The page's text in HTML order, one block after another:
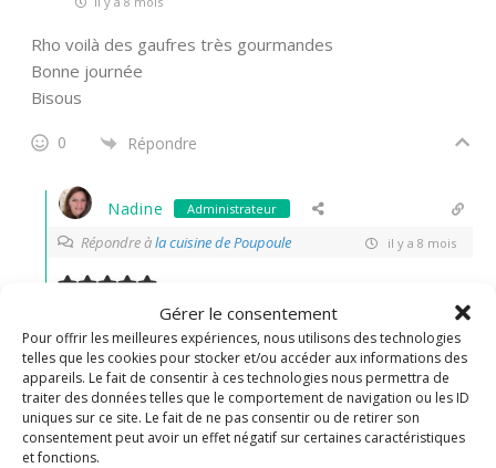
Gérer le consentement
Pour offrir les meilleures expériences, nous utilisons des technologies
telles que les cookies pour stocker et/ou accéder aux informations des
appareils. Le fait de consentir à ces technologies nous permettra de
traiter des données telles que le comportement de navigation ou les ID
uniques sur ce site. Le fait de ne pas consentir ou de retirer son
consentement peut avoir un effet négatif sur certaines caractéristiques
et fonctions.
Rho voilà des gaufres très gourmandes
Bonne journée
Bisous
0 Répondre
Nadine Administrateur
Répondre àla cuisine de Poupoule il y a 8 mois
Elles sont vraiment top!
merci Christelle
0
Répondre
Christalie
il y a 8 mois